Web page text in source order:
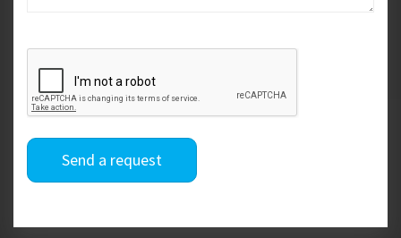
Send a request